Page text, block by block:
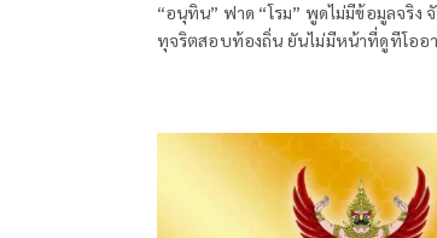
“อนุทิน” ฟาด “โรม” พูดไม่มีข้อมูลจริง จั
ทุจริตสอบท้องถิ่น ยันไม่มีหน้าที่ดูทีโออ